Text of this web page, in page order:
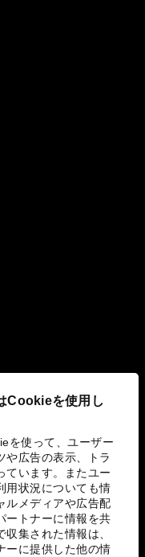
Cookieを使用し
を使って、ユーザー
や広告の表示、トラ
ています。またユー
用状況についても情
ルメディアや広告配
ートナーに情報を共
集された情報は、
ーに提供した他の情